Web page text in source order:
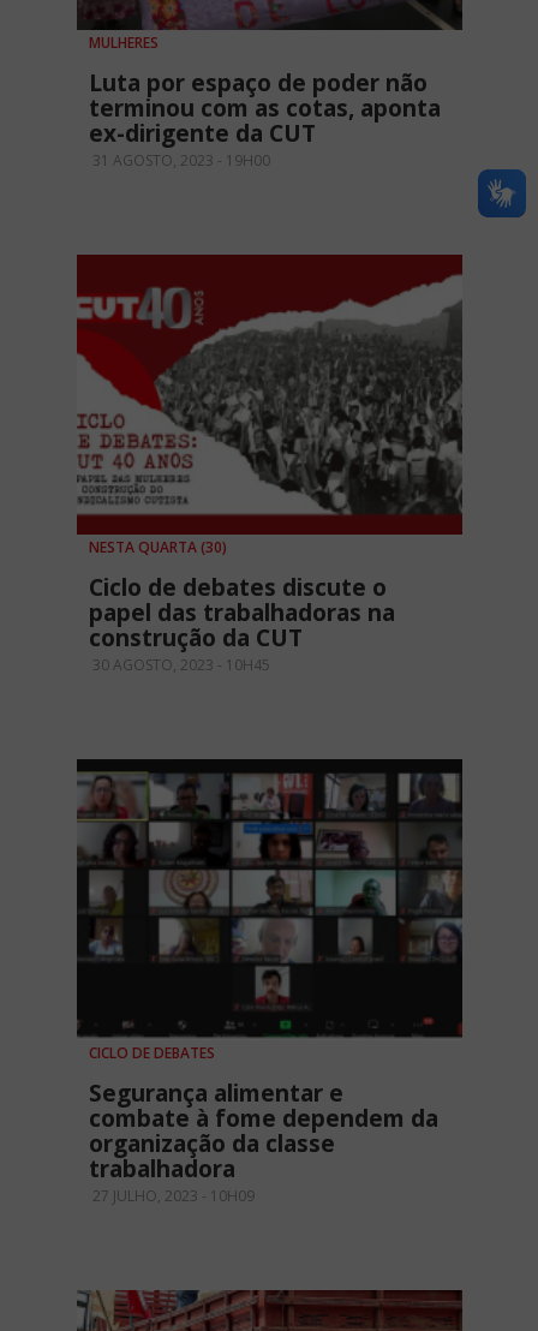
MULHERES
Luta por espaço de poder não
terminou com as cotas, aponta
ex-dirigente da CUT
31 AGOSTO, 2023 - 19H00
NESTA QUARTA (30)
Ciclo de debates discute o
papel das trabalhadoras na
construção da CUT
30 AGOSTO, 2023 - 10H45
CICLO DE DEBATES
Segurança alimentar e
combate à fome dependem da
organização da classe
trabalhadora
27 JULHO, 2023 - 10H09